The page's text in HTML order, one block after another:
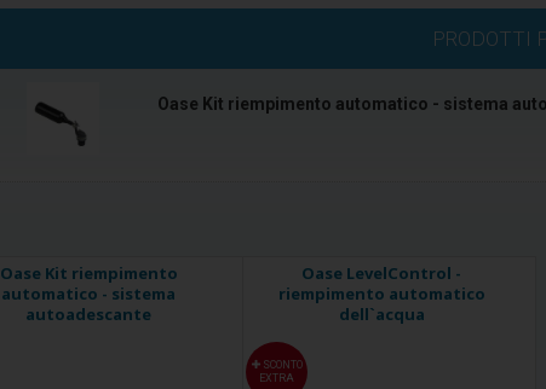
PRODOTTI
Oase Kit riempimento automatico - sistema
Oase Kit riempimento
automatico - sistema
autoadescante
Oase LevelControl -
riempimento automatico
dell`acqua
SCONTO
EXTRA